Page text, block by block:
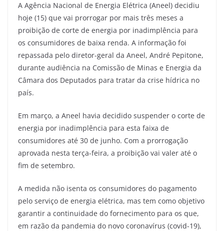
A Agência Nacional de Energia Elétrica (Aneel) decidiu
hoje (15) que vai prorrogar por mais três meses a
proibição de corte de energia por inadimplência para
os consumidores de baixa renda. A informação foi
repassada pelo diretor-geral da Aneel, André Pepitone,
durante audiência na Comissão de Minas e Energia da
Câmara dos Deputados para tratar da crise hídrica no
país.
Em março, a Aneel havia decidido suspender o corte de
energia por inadimplência para esta faixa de
consumidores até 30 de junho. Com a prorrogação
aprovada nesta terça-feira, a proibição vai valer até o
fim de setembro.
A medida não isenta os consumidores do pagamento
pelo serviço de energia elétrica, mas tem como objetivo
garantir a continuidade do fornecimento para os que,
em razão da pandemia do novo coronavírus (covid-19),